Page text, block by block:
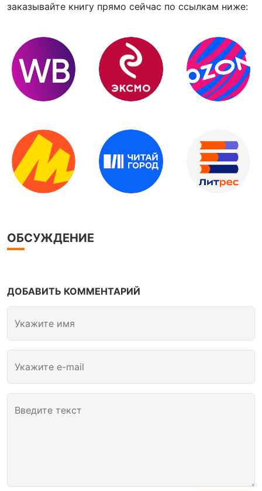
заказывайте книгу прямо сейчас по ссылкам ниже:
ОБСУЖДЕНИЕ
ДОБАВИТЬ КОММЕНТАРИЙ
Укажите имя
Укажите e-mail
Введите текст